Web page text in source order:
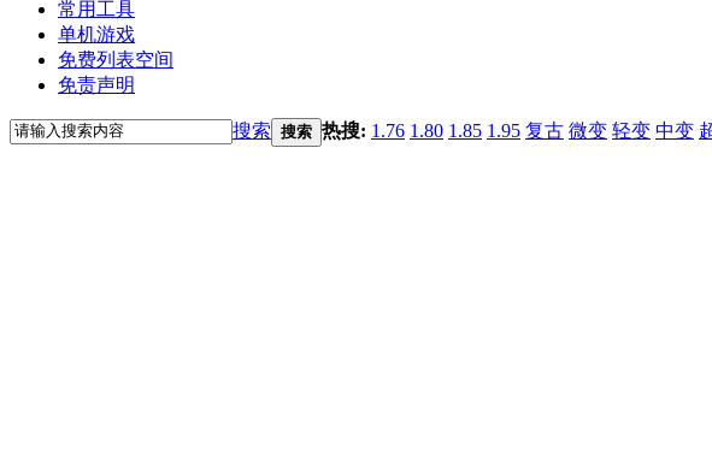
常用工具
单机游戏
免费列表空间
免责声明
搜索 搜索 热搜: 1.76 1.80 1.85 1.95 复古 微变 轻变 中变